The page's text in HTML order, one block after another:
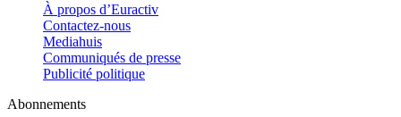
À propos d’Euractiv
Contactez-nous
Mediahuis
Communiqués de presse
Publicité politique
Abonnements